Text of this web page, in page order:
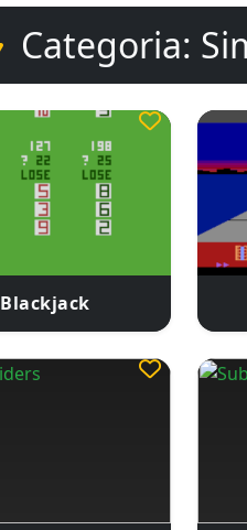
Categoria:
Blackjack